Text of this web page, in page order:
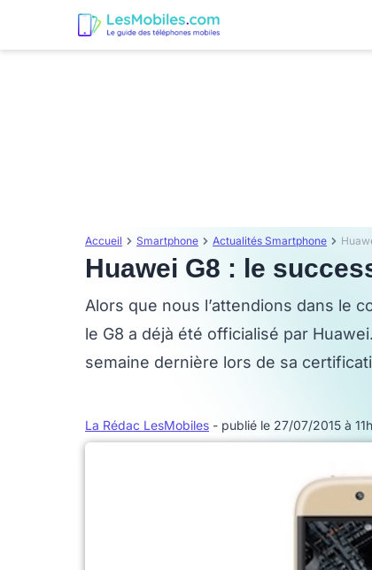
Accueil Smartphone Actualités Smartphone
Huawei G8 : le
Alors que nous l’attendions dans le
le G8 a déjà été officialisé par
semaine dernière lors de sa
La Rédac LesMobiles - publié le 27/07/2015 à